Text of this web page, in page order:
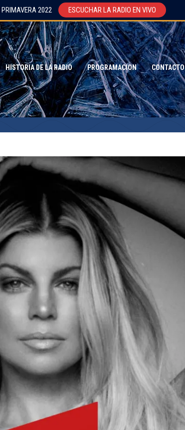
HISTORIA DE LA RADIO PROGRAMACION CONTACTO
2022 ESCUCHAR LA RADIO EN VIVO